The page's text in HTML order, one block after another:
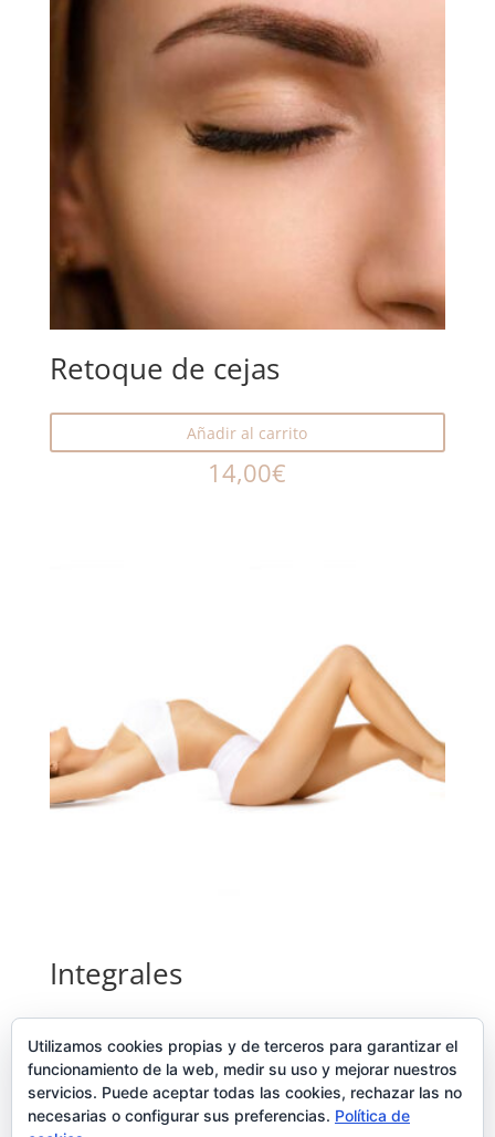
Retoque de cejas
Añadir al carrito
14,00€
Integrales
Añadir al carrito
19,00€
Utilizamos cookies propias y de terceros para garantizar el
funcionamiento de la web, medir su uso y mejorar nuestros
servicios. Puede aceptar todas las cookies, rechazar las no
necesarias o configurar sus preferencias. Política de